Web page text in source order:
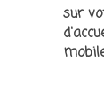
sur